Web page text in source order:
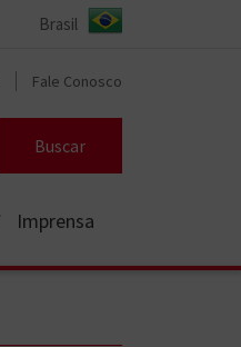
Fale Conosco
Buscar
Imprensa